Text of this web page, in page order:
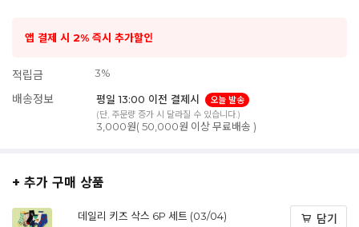
앱 결제 시 2% 즉시 추가할인
적립금 3%
배송정보 평일 13:00 이전 결제시
오늘 발송
(단, 주문량 증가 시 달라질 수 있습니다.)
3,000원( 50,000원 이상 무료배송 )
+ 추가 구매 상품
데일리 키즈 삭스 6P 세트 (03/04)
담기